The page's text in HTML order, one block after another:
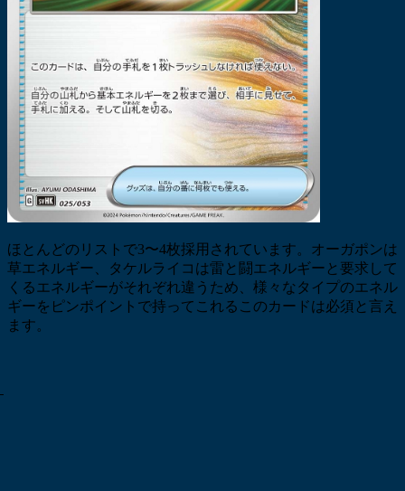
ほとんどのリストで3〜4枚採用されています。オーガポンは
草エネルギー、タケルライコは雷と闘エネルギーと要求して
くるエネルギーがそれぞれ違うため、様々なタイプのエネル
ギーをピンポイントで持ってこれるこのカードは必須と言え
ます。